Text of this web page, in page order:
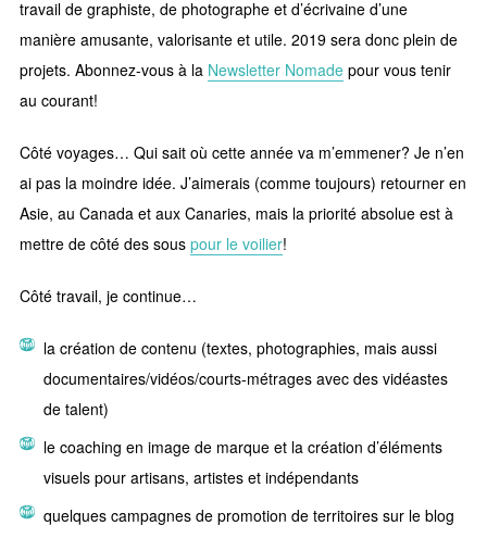
travail de graphiste, de photographe et d’écrivaine d’une
manière amusante, valorisante et utile. 2019 sera donc plein de
projets. Abonnez-vous à la Newsletter Nomadepour vous tenir
au courant!
Côté voyages… Qui sait où cette année va m’emmener? Je n’en
ai pas la moindre idée. J’aimerais (comme toujours) retourner en
Asie, au Canada et aux Canaries, mais la priorité absolue est à
mettre de côté des sous pour le voilier!
Côté travail, je continue…
la création de contenu (textes, photographies, mais aussi
documentaires/vidéos/courts-métrages avec des vidéastes
de talent)
le coaching en image de marque et la création d’éléments
visuels pour artisans, artistes et indépendants
quelques campagnes de promotion de territoires sur le blog